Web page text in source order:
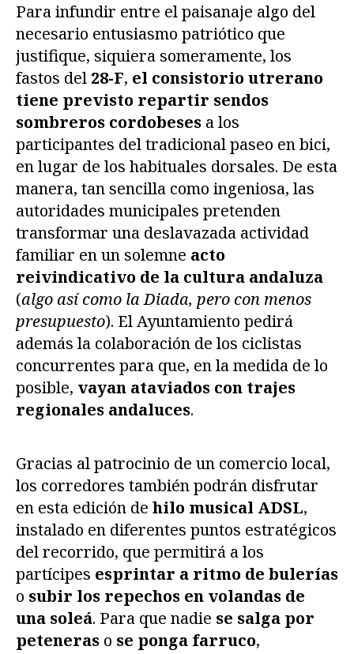
Para infundir entre el paisanaje algo del
necesario entusiasmo patriótico que
justifique, siquiera someramente, los
fastos del 28-F, el consistorio utrerano
tiene previsto repartir sendos
sombreros cordobeses a los
participantes del tradicional paseo en bici,
en lugar de los habituales dorsales. De esta
manera, tan sencilla como ingeniosa, las
autoridades municipales pretenden
transformar una deslavazada actividad
familiar en un solemne acto
reivindicativo de la cultura andaluza
(algo así como la Diada, pero con menos
presupuesto). El Ayuntamiento pedirá
además la colaboración de los ciclistas
concurrentes para que, en la medida de lo
posible, vayan ataviados con trajes
regionales andaluces.
Gracias al patrocinio de un comercio local,
los corredores también podrán disfrutar
en esta edición de hilo musical ADSL,
instalado en diferentes puntos estratégicos
del recorrido, que permitirá a los
partícipes esprintar a ritmo de bulerías
o subir los repechos en volandas de
una soleá. Para que nadie se salga por
peteneras o se ponga farruco,